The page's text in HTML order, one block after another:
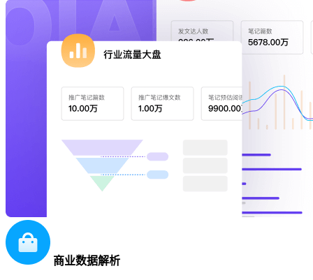
商业数据解析